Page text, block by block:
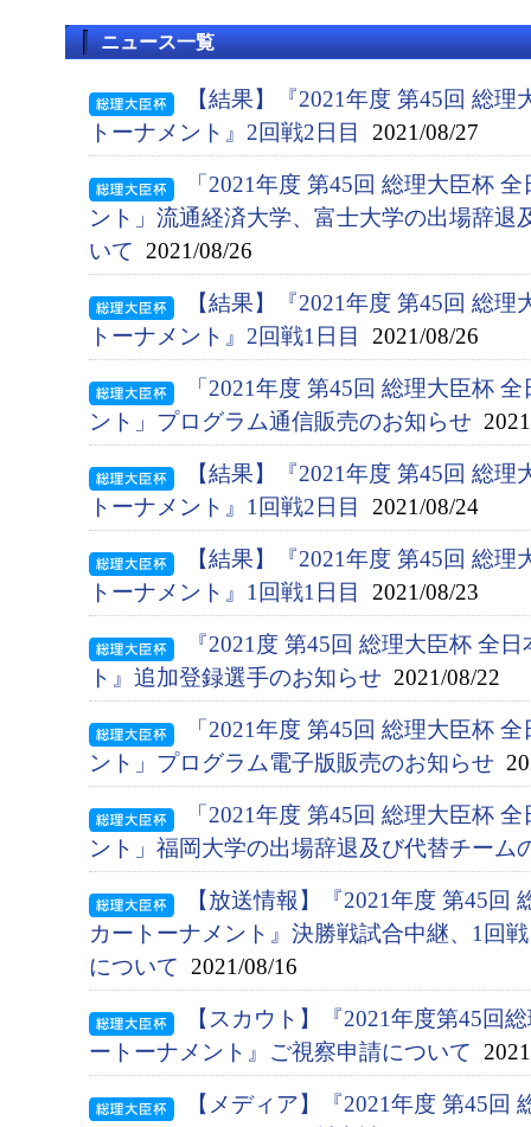
ニュース一覧
【結果】『2021年度 第45回 総
トーナメント』2回戦2日目
2021/08/27
「2021年度 第45回 総理大臣杯
ント」流通経済大学、富士大学の出場辞退
いて 2021/08/26
【結果】『2021年度 第45回 総
トーナメント』2回戦1日目
2021/08/26
「2021年度 第45回 総理大臣杯
ント」プログラム通信販売のお知らせ
【結果】『2021年度 第45回 総
トーナメント』1回戦2日目
2021/08/24
【結果】『2021年度 第45回 総
トーナメント』1回戦1日目
2021/08/23
『2021度 第45回 総理大臣杯 全
ト』追加登録選手のお知らせ 2021/08/22
「2021年度 第45回 総理大臣杯
ント」プログラム電子版販売のお知らせ
「2021年度 第45回 総理大臣杯
ント」福岡大学の出場辞退及び代替チーム
【放送情報】『2021年度 第45回
カートーナメント』決勝戦試合中継、1回
について 2021/08/16
【スカウト】『2021年度第45回
ートーナメント』ご視察申請について
【メディア】『2021年度 第45回